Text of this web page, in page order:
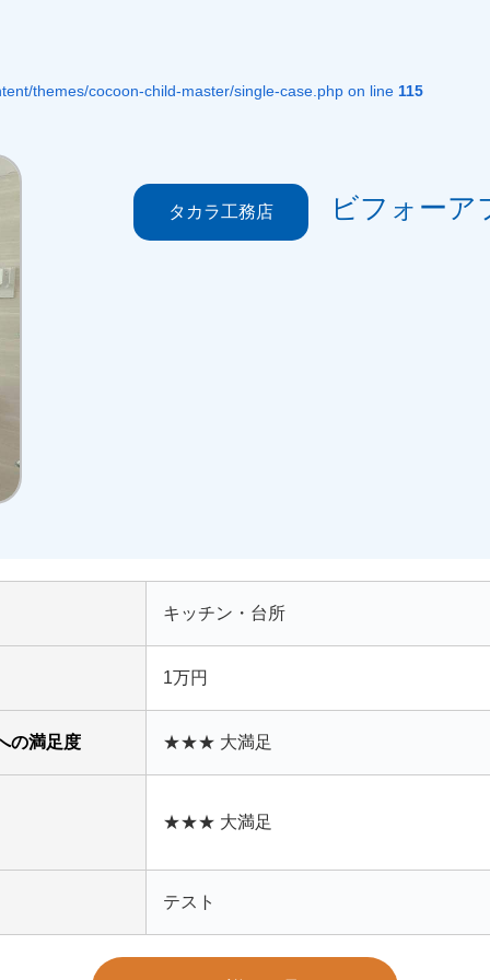
themes/cocoon-child-master/single-case.php on line 115
タカラ工務店 ビフォーア
キッチン・台所
1万円
の満足度 ★★★ 大満足
★★★ 大満足
テスト